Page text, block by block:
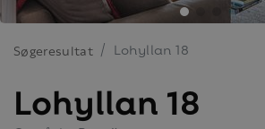
Søgeresultat Lohyllan 18
Lohyllan 18